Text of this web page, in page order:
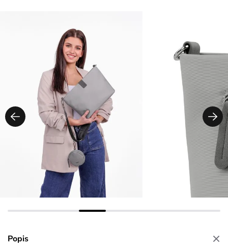
Popis